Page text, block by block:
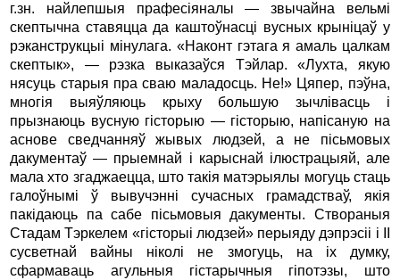
г.зн. найлепшыя прафесіяналы — звычайна вельмі
скептычна ставяцца да каштоўнасці вусных крыніцаў у
рэканструкцыі мінулага. «Наконт гэтага я амаль цалкам
скептык», — рэзка выказаўся Тэйлар. «Лухта, якую
нясуць старыя пра сваю маладосць. Не!» Цяпер, пэўна,
многія выяўляюць крыху большую зычлівасць і
прызнаюць вусную гісторыю — гісторыю, напісаную на
аснове сведчанняў жывых людзей, а не пісьмовых
дакументаў — прыемнай і карыснай ілюстрацыяй, але
мала хто згаджаецца, што такія матэрыялы могуць стаць
галоўнымі ў вывучэнні сучасных грамадстваў, якія
пакідаюць па сабе пісьмовыя дакументы. Створаныя
Стадам Тэркелем «гісторыі людзей» перыяду дэпрэсіі і II
сусветнай вайны ніколі не змогуць, на іх думку,
сфармаваць агульныя гістарычныя гіпотэзы, што